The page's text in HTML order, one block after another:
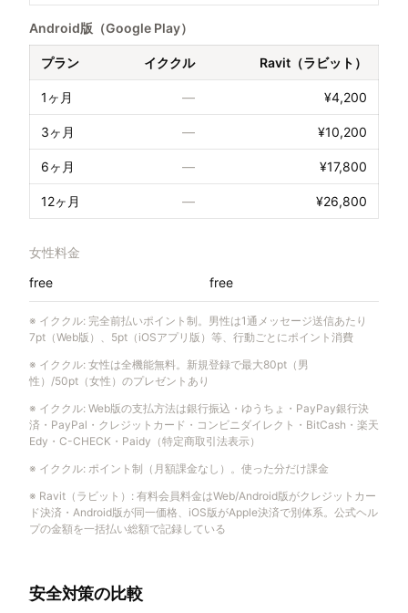
Android版（Google Play）
プラン イククル Ravit（ラビット）
1ヶ月 — ¥4,200
3ヶ月 — ¥10,200
6ヶ月 — ¥17,800
12ヶ月 — ¥26,800
女性料金
free
free
※ イククル: 完全前払いポイント制。男性は1通メッセージ送信あたり
7pt（Web版）、5pt（iOSアプリ版）等、行動ごとにポイント消費
※ イククル: 女性は全機能無料。新規登録で最大80pt（男
性）/50pt（女性）のプレゼントあり
※ イククル: Web版の支払方法は銀行振込・ゆうちょ・PayPay銀行決
済・PayPal・クレジットカード・コンビニダイレクト・BitCash・楽天
Edy・C-CHECK・Paidy（特定商取引法表示）
※ イククル: ポイント制（月額課金なし）。使った分だけ課金
※ Ravit（ラビット） : 有料会員料金はWeb/Android版がクレジットカー
ド決済・Android版が同一価格、iOS版がApple決済で別体系。公式ヘル
プの金額を一括払い総額で記録している
安全対策の比較